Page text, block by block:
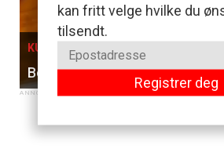
kan fritt velge hvilke du
tilsendt.
Registrer deg
KURS I OSLO, 05. SEPTEMBER
Bobler & Brunsj